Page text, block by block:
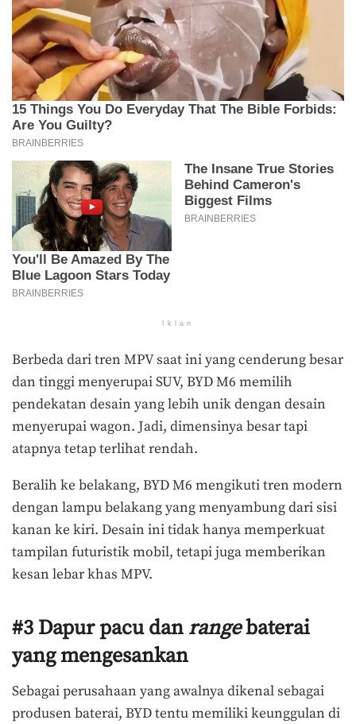
Iklan
Berbeda dari tren MPV saat ini yang cenderung besar
dan tinggi menyerupai SUV, BYD M6 memilih
pendekatan desain yang lebih unik dengan desain
menyerupai wagon. Jadi, dimensinya besar tapi
atapnya tetap terlihat rendah.
Beralih ke belakang, BYD M6 mengikuti tren modern
dengan lampu belakang yang menyambung dari sisi
kanan ke kiri. Desain ini tidak hanya memperkuat
tampilan futuristik mobil, tetapi juga memberikan
kesan lebar khas MPV.
#3 Dapur pacu dan rangebaterai
yang mengesankan
Sebagai perusahaan yang awalnya dikenal sebagai
produsen baterai, BYD tentu memiliki keunggulan di